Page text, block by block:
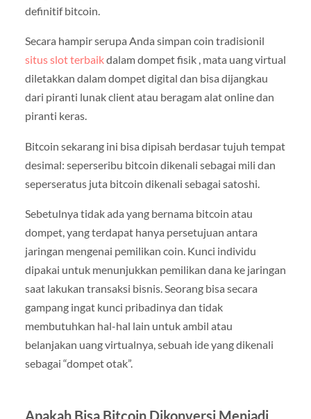
definitif bitcoin.
Secara hampir serupa Anda simpan coin tradisionil
situs slot terbaikdalam dompet fisik , mata uang virtual
diletakkan dalam dompet digital dan bisa dijangkau
dari piranti lunak client atau beragam alat online dan
piranti keras.
Bitcoin sekarang ini bisa dipisah berdasar tujuh tempat
desimal: seperseribu bitcoin dikenali sebagai mili dan
seperseratus juta bitcoin dikenali sebagai satoshi.
Sebetulnya tidak ada yang bernama bitcoin atau
dompet, yang terdapat hanya persetujuan antara
jaringan mengenai pemilikan coin. Kunci individu
dipakai untuk menunjukkan pemilikan dana ke jaringan
saat lakukan transaksi bisnis. Seorang bisa secara
gampang ingat kunci pribadinya dan tidak
membutuhkan hal-hal lain untuk ambil atau
belanjakan uang virtualnya, sebuah ide yang dikenali
sebagai “dompet otak”.
Apakah Bisa Bitcoin Dikonversi Menjadi